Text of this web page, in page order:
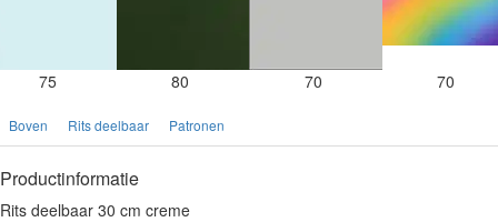
75 80 70 70
Boven Rits deelbaar Patronen
Productinformatie
Rits deelbaar 30 cm creme